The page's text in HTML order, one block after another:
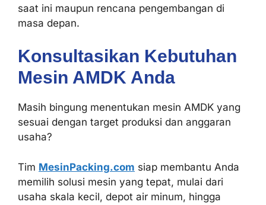
saat ini maupun rencana pengembangan di
masa depan.
Konsultasikan Kebutuhan
Mesin AMDK Anda
Masih bingung menentukan mesin AMDK yang
sesuai dengan target produksi dan anggaran
usaha?
Tim MesinPacking.com siap membantu Anda
memilih solusi mesin yang tepat, mulai dari
usaha skala kecil, depot air minum, hingga